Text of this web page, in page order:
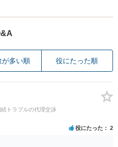
が多い順 役にたった順
続トラブルの代理交渉
役にたった 2